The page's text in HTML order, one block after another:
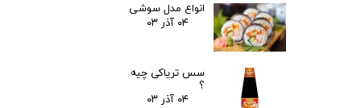
انواع مدل سوشی
۰۴ آذر ۰۳
سس تریاکی چیه
؟
۰۴ آذر ۰۳